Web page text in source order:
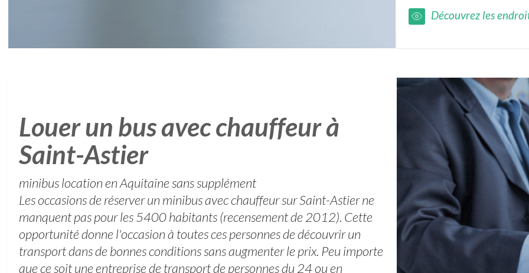
Découvrez les
Louer un bus avec chauffeur à
Saint-Astier
minibus location en Aquitaine sans supplément
Les occasions de réserver un minibus avec chauffeur sur Saint-Astier ne
manquent pas pour les 5400 habitants (recensement de 2012). Cette
opportunité donne l'occasion à toutes ces personnes de découvrir un
transport dans de bonnes conditions sans augmenter le prix. Peu importe
que ce soit une entreprise de transport de personnes du 24 ou en